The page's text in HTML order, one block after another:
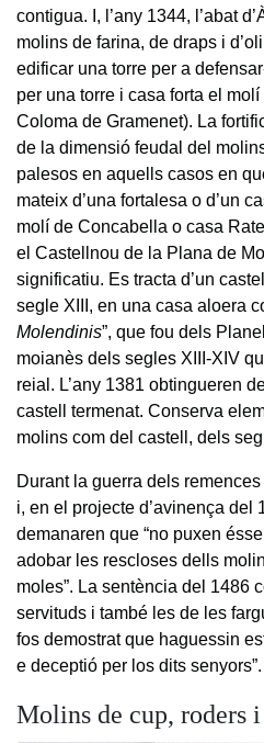
contigua. I, l’any 1344, l’abat
molins de farina, de draps i
edificar una torre per a
per una torre i casa forta el
Coloma de Gramenet). La
de la dimensió feudal del
palesos en aquells casos en
mateix d’una fortalesa o d’un
molí de Concabella o casa
el Castellnou de la Plana de
significatiu. Es tracta d’un
segle XIII, en una casa aloera
Molendinis”, que fou dels
moianès dels segles XIII-XIV
reial. L’any 1381 obtingueren
castell termenat. Conserva
molins com del castell, dels
Durant la guerra dels
i, en el projecte d’avinença del
demanaren que “no puxen
adobar les rescloses dells
moles”. La sentència del 1486
servituds i també les de les
fos demostrat que haguessin
e deceptió per los dits senyors”.
Molins de cup, roders